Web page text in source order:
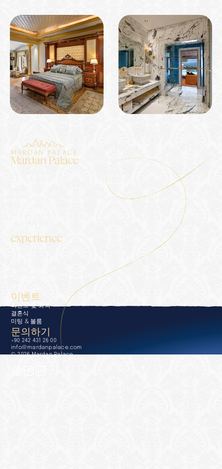
Mardan Palace
experience
이벤트
이벤트 및 회의
결혼식
미팅 & 볼룸
문의하기
+90 242 431 26 00
info@mardanpalace.com
© 2026 Mardan Palace